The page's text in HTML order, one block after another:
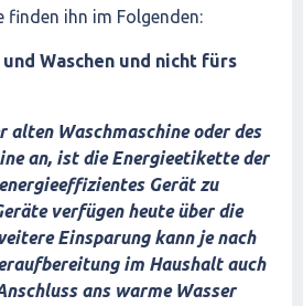
finden ihn im Folgenden:
Waschen und nicht fürs
alten Waschmaschine oder des
an, ist die Energieetikette der
Gerät zu
verfügen heute über die
Einsparung kann je nach
im Haushalt auch
ans warme Wasser